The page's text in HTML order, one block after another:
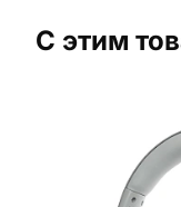
С этим